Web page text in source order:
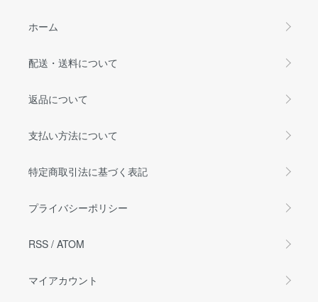
ホーム
配送・送料について
返品について
支払い方法について
特定商取引法に基づく表記
プライバシーポリシー
RSS / ATOM
マイアカウント